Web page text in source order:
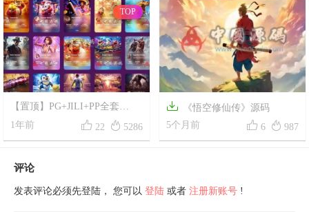
TOP
【置顶】PG+JILI+PP全套
SLOTS API
1年前  22  5286

《悟空修仙传》源码
5个月前
 6  987
评论
发表评论必须先登陆， 您可以 登陆 或者 注册新账号 !